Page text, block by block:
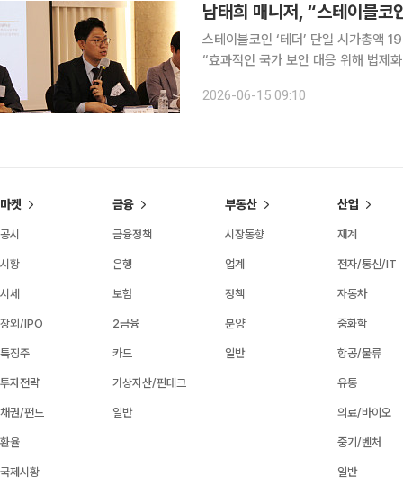
남태희 매니저, “스테이블코
스테이블코인 ‘테더’ 단일 시가총액
“효과적인 국가 보안 대응 위해 법제화 통한 규제 방안
가 아닌 셈이다. 디지털 통화의 확산
2026-06-15 09:10
마켓
공시
시황
시세
장외/IPO
특징주
투자전략
채권/펀드
환율
국제시황
금융
금융정책
은행
보험
2금융
카드
가상자산/핀테크
일반
부동산
시장동향
업계
정책
분양
일반
산업
재계
전자/통신/IT
자동차
중화학
항공/물류
유통
의료/바이오
중기/벤처
일반